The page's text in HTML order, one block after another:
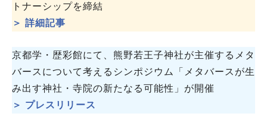
トナーシップを締結
＞ 詳細記事
京都学・歴彩館にて、熊野若王子神社が主催するメタ
バースについて考えるシンポジウム「メタバースが生
み出す神社・寺院の新たなる可能性」が開催
＞ プレスリリース